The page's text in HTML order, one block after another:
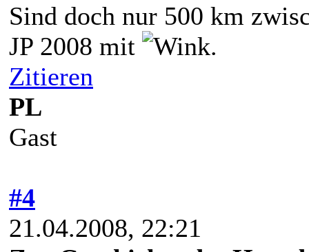
Sind doch nur 500 km
JP 2008 mit
.
Zitieren
PL
Gast
#4
21.04.2008, 22:21